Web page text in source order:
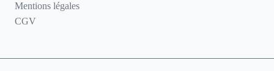
Mentions légales
CGV